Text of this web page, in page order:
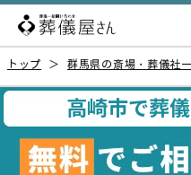
トップ ＞ 群馬県の斎場・葬儀社
高崎市で葬